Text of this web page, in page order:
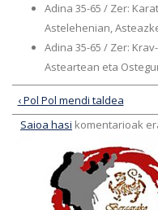
Adina 35-65 / Zer:
Astelehenian,
Adina 35-65 / Zer:
Asteartean eta
‹ Pol Pol mendi taldea
Saioa hasi komentarioak